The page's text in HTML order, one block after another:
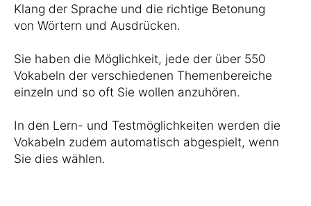
Klang der Sprache und die richtige Betonung
von Wörtern und Ausdrücken.
Sie haben die Möglichkeit, jede der über 550
Vokabeln der verschiedenen Themenbereiche
einzeln und so oft Sie wollen anzuhören.
In den Lern- und Testmöglichkeiten werden die
Vokabeln zudem automatisch abgespielt, wenn
Sie dies wählen.